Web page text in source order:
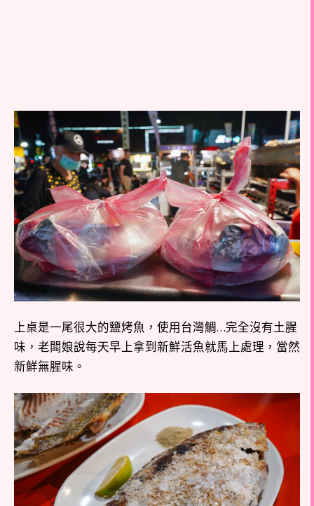
上桌是一尾很大的鹽烤魚，使用台灣鯛…完全沒有土腥
味，老闆娘說每天早上拿到新鮮活魚就馬上處理，當然
新鮮無腥味。